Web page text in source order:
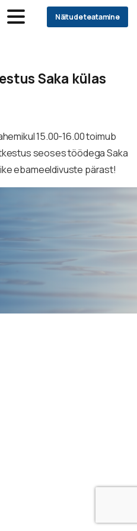
Näitude teatamine
Saka külas
15.00-16.00 toimub
seoses töödega Saka
ebameeldivuste pärast!